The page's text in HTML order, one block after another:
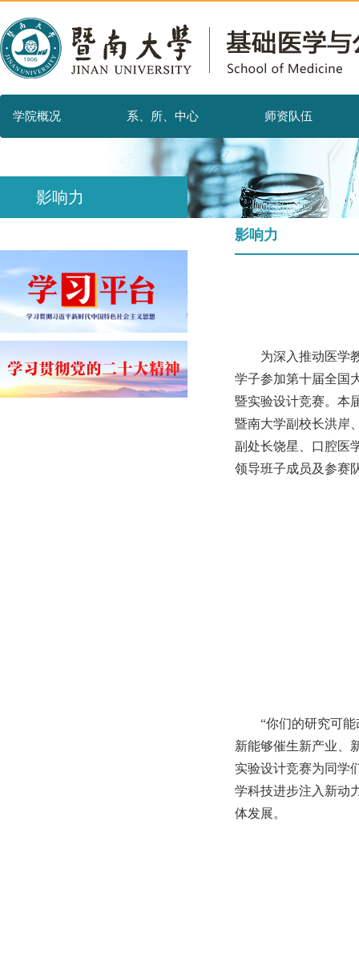
学院概况 系、所、中心 师资队伍
影响力
影响力
为深入推动医学
学子参加第十届全国
暨实验设计竞赛。本
暨南大学副校长洪岸
副处长饶星、口腔医
领导班子成员及参赛
“你们的研究可
新能够催生新产业、
实验设计竞赛为同学
学科技进步注入新动
体发展。